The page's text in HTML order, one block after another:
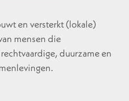
en versterkt (lokale)
mensen die
duurzame en